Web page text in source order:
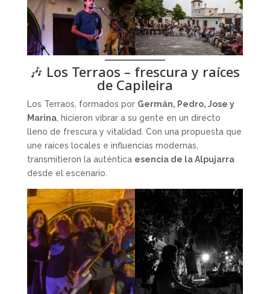
🎶 Los Terraos – frescura y raíces
de Capileira
Los Terraos, formados por Germán, Pedro, Jose y
Marina, hicieron vibrar a su gente en un directo
lleno de frescura y vitalidad. Con una propuesta que
une raíces locales e influencias modernas,
transmitieron la auténtica esencia de la Alpujarra
desde el escenario.